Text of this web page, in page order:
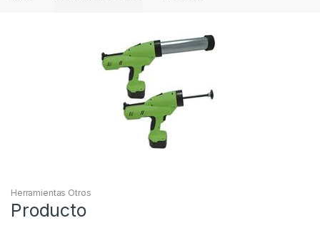
Herramientas Otros
Producto